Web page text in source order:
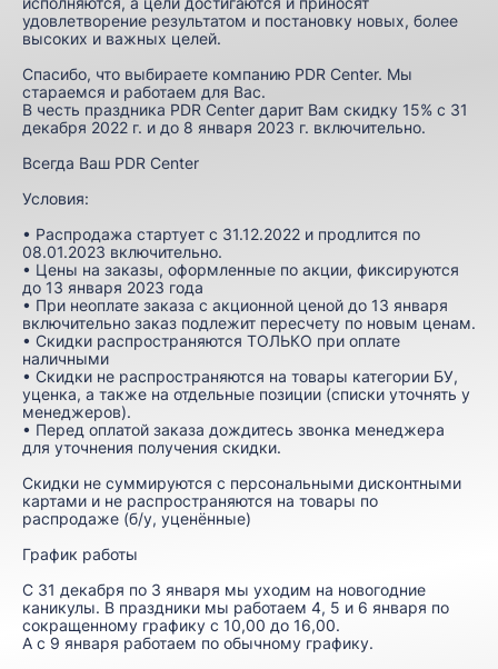
удовлетворение результатом и постановку новых, более
высоких и важных целей.
Спасибо, что выбираете компанию PDR Center. Мы
стараемся и работаем для Вас.
В честь праздника PDR Center дарит Вам скидку 15% с 31
декабря 2022 г. и до 8 января 2023 г. включительно.
Всегда Ваш PDR Center
Условия:
• Распродажа стартует с 31.12.2022 и продлится по
08.01.2023 включительно.
• Цены на заказы, оформленные по акции, фиксируются
до 13 января 2023 года
• При неоплате заказа с акционной ценой до 13 января
включительно заказ подлежит пересчету по новым ценам.
• Скидки распространяются ТОЛЬКО при оплате
наличными
• Скидки не распространяются на товары категории БУ,
уценка, а также на отдельные позиции (списки уточнять у
менеджеров).
• Перед оплатой заказа дождитесь звонка менеджера
для уточнения получения скидки.
Скидки не суммируются с персональными дисконтными
картами и не распространяются на товары по
распродаже (б/у, уценённые)
График работы
С 31 декабря по 3 января мы уходим на новогодние
каникулы. В праздники мы работаем 4, 5 и 6 января по
сокращенному графику с 10,00 до 16,00.
А с 9 января работаем по обычному графику.